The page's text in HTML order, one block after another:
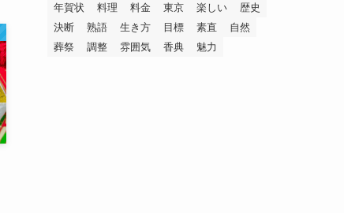
年賀状
料理 料金 東京 楽しい
歴史
決断
熟語 生き方 目標 素直
自然
葬祭
調整 雰囲気 香典 魅力